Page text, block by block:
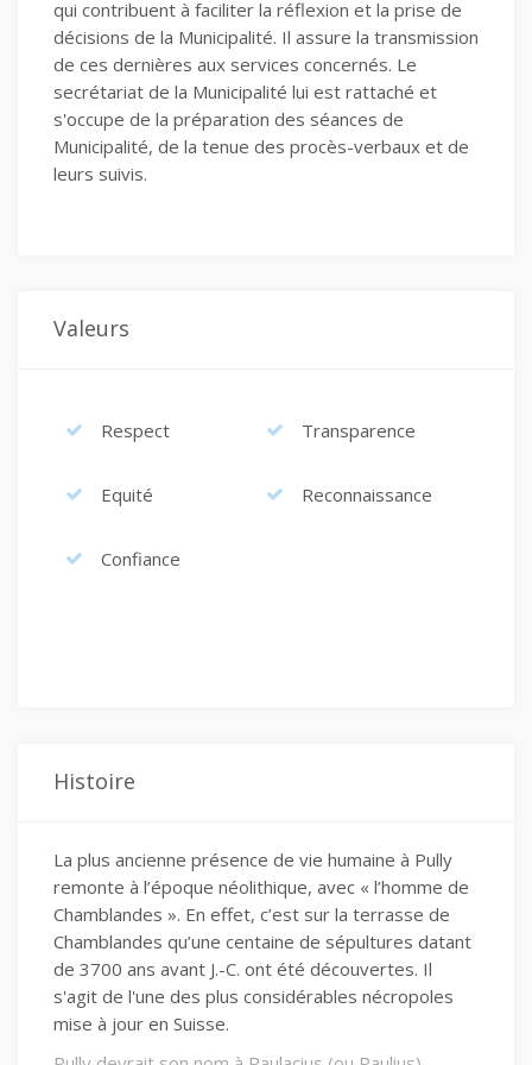
qui contribuent à faciliter la réflexion et la prise de
décisions de la Municipalité. Il assure la transmission
de ces dernières aux services concernés. Le
secrétariat de la Municipalité lui est rattaché et
s'occupe de la préparation des séances de
Municipalité, de la tenue des procès-verbaux et de
leurs suivis.
Valeurs
Respect Transparence
Equité Reconnaissance
Confiance
Histoire
La plus ancienne présence de vie humaine à Pully
remonte à l’époque néolithique, avec « l’homme de
Chamblandes ». En effet, c’est sur la terrasse de
Chamblandes qu’une centaine de sépultures datant
de 3700 ans avant J.-C. ont été découvertes. Il
s'agit de l'une des plus considérables nécropoles
mise à jour en Suisse.